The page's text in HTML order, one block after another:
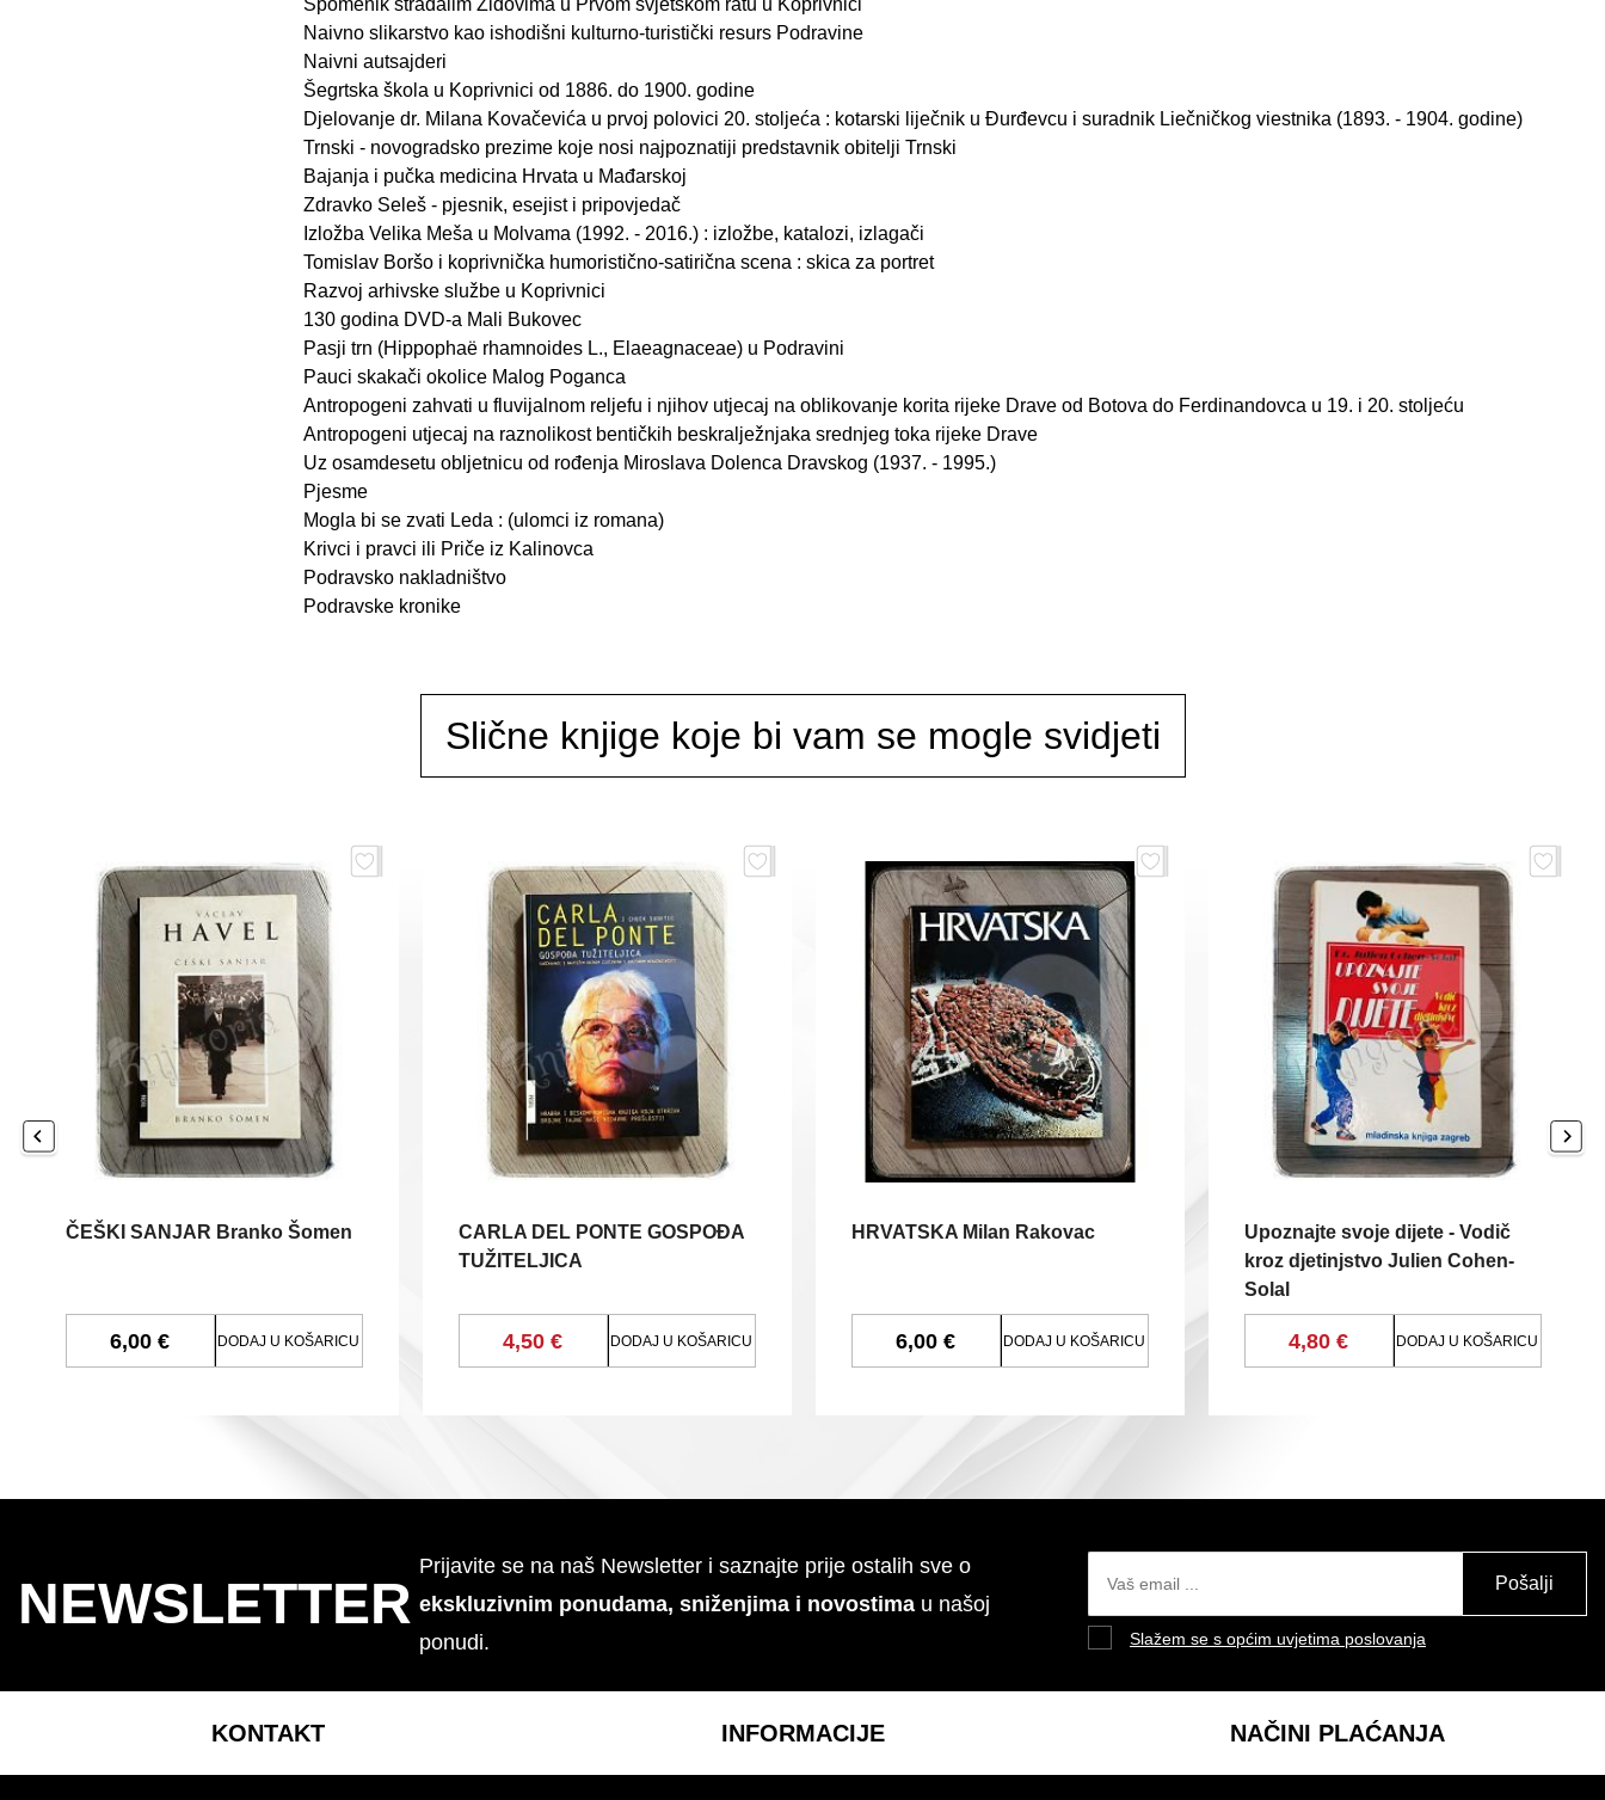
Spomenik stradalim Židovima u Prvom svjetskom ratu u Koprivnici
Naivno slikarstvo kao ishodišni kulturno-turistički resurs Podravine
Naivni autsajderi
Šegrtska škola u Koprivnici od 1886. do 1900. godine
Djelovanje dr. Milana Kovačevića u prvoj polovici 20. stoljeća : kotarski liječnik u Đurđevcu i suradnik Liečničkog viestnika (1893. - 1904. godine)
Trnski - novogradsko prezime koje nosi najpoznatiji predstavnik obitelji Trnski
Bajanja i pučka medicina Hrvata u Mađarskoj
Zdravko Seleš - pjesnik, esejist i pripovjedač
Izložba Velika Meša u Molvama (1992. - 2016.) : izložbe, katalozi, izlagači
Tomislav Boršo i koprivnička humoristično-satirična scena : skica za portret
Razvoj arhivske službe u Koprivnici
130 godina DVD-a Mali Bukovec
Pasji trn (Hippophaë rhamnoides L., Elaeagnaceae) u Podravini
Pauci skakači okolice Malog Poganca
Antropogeni zahvati u fluvijalnom reljefu i njihov utjecaj na oblikovanje korita rijeke Drave od Botova do Ferdinandovca u 19. i 20. stoljeću
Antropogeni utjecaj na raznolikost bentičkih beskralježnjaka srednjeg toka rijeke Drave
Uz osamdesetu obljetnicu od rođenja Miroslava Dolenca Dravskog (1937. - 1995.)
Pjesme
Mogla bi se zvati Leda : (ulomci iz romana)
Krivci i pravci ili Priče iz Kalinovca
Podravsko nakladništvo
Podravske kronike
Slične knjige koje bi vam se mogle svidjeti
ČEŠKI SANJAR Branko Šomen
6,00 € DODAJ U KOŠARICU
CARLA DEL PONTE GOSPOĐA
TUŽITELJICA
4,50 € DODAJ U KOŠARICU
HRVATSKA Milan Rakovac
6,00 € DODAJ U KOŠARICU
Upoznajte svoje dijete - Vodič
kroz djetinjstvo Julien Cohen-
Solal
4,80 € DODAJ U KOŠARICU
NEWSLETTER
Prijavite se na naš Newsletter i saznajte prije ostalih sve o
ekskluzivnim ponudama, sniženjima i novostima u našoj
ponudi.
Pošalji
Slažem se s općim uvjetima poslovanja
KONTAKT INFORMACIJE NAČINI PLAĆANJA